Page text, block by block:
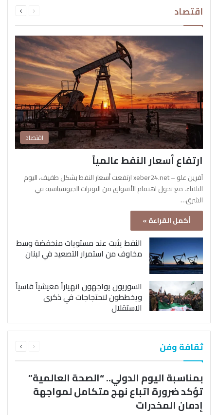
اقتصاد الصفحةالصفحة
اقتصاد
ارتفاع أسعار النفط عالمياً
آفرين علو – xeber24.net ارتفعت أسعار النفط بشكل طفيف، اليوم
الثلاثاء، مع تحول اهتمام الأسواق من التوترات الجيوسياسية في
الشرق…
أكمل القراءة »
النفط يثبت عند مستويات منخفضة وسط
مخاوف من استمرار التصعيد في لبنان
السوريون يواجهون انهياراً معيشياً قاسياً
ويخططون لاحتجاجات في ذكرى
الاستقلال
ثقافة وفن الصفحةالصفحة
بمناسبة اليوم الدولي.. “الصحة العالمية”
تؤكد ضرورة اتباع نهج متكامل لمواجهة
إدمان المخدرات